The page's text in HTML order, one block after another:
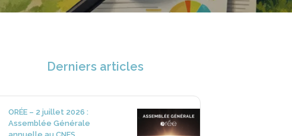
Derniers articles
ORÉE – 2 juillet 2026 :
Assemblée Générale